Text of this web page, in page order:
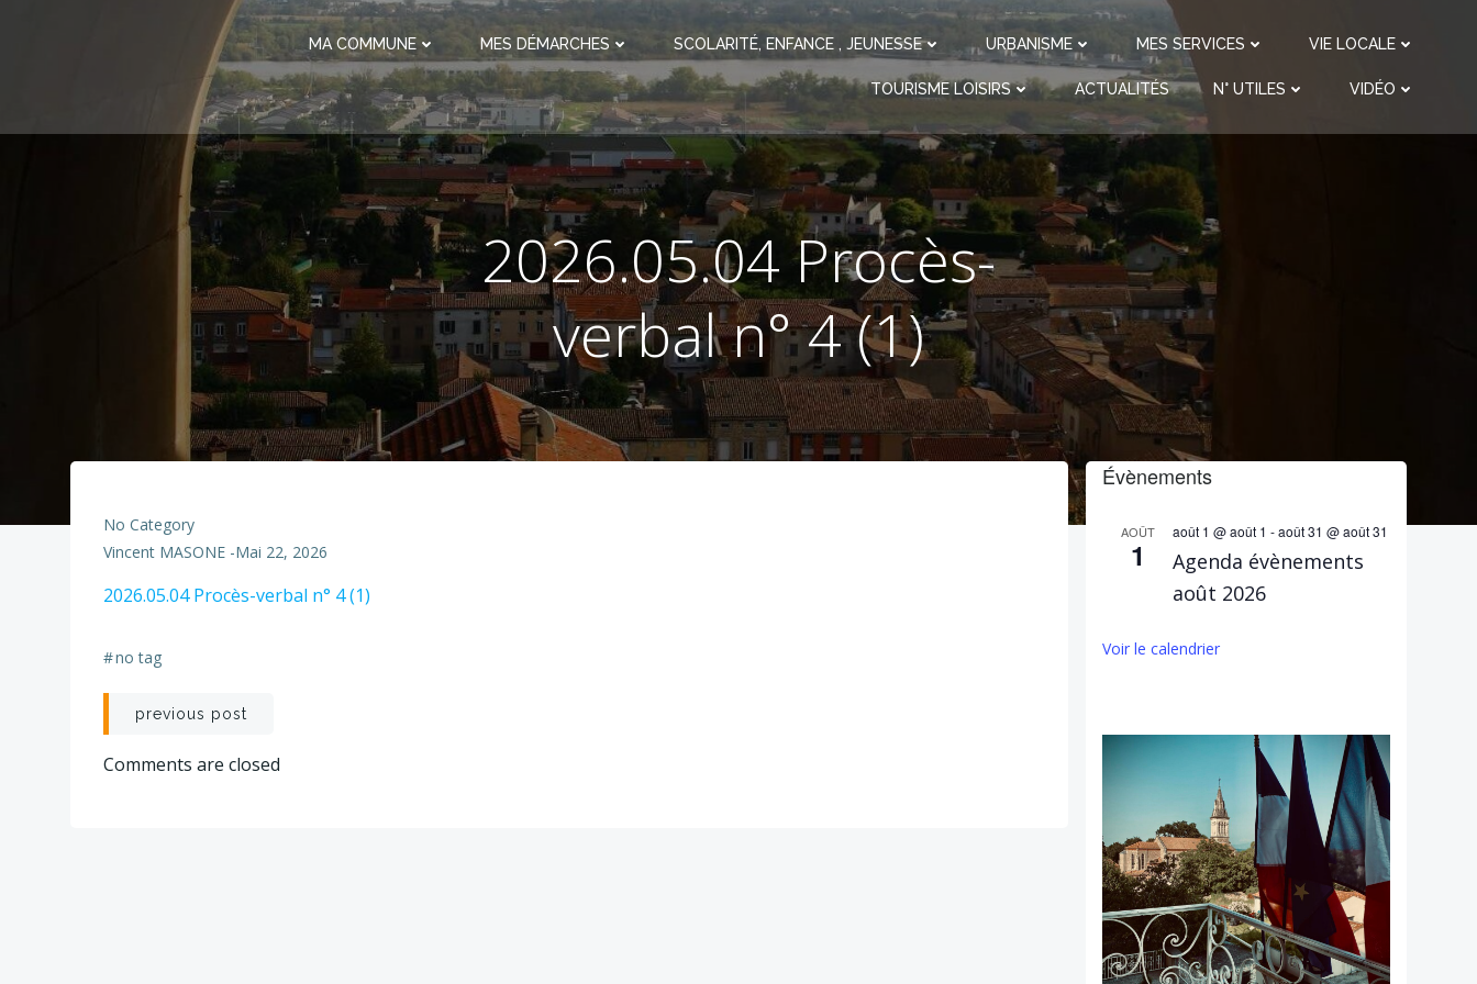
MA COMMUNE MES DÉMARCHES SCOLARITÉ, ENFANCE , JEUNESSE URBANISME MES SERVICES VIE LOCALE
TOURISME LOISIRS ACTUALITÉS N° UTILES VIDÉO
2026.05.04 Procès-
verbal n° 4 (1)
No Category
Vincent MASONE -Mai 22, 2026
2026.05.04 Procès-verbal n° 4 (1)
#no tag
Post
navigation
previous post
Comments are closed
Évènements
AOÛT
1
août 1 @ août 1 -août 31 @ août 31
Agenda évènements
août 2026
Voir le calendrier